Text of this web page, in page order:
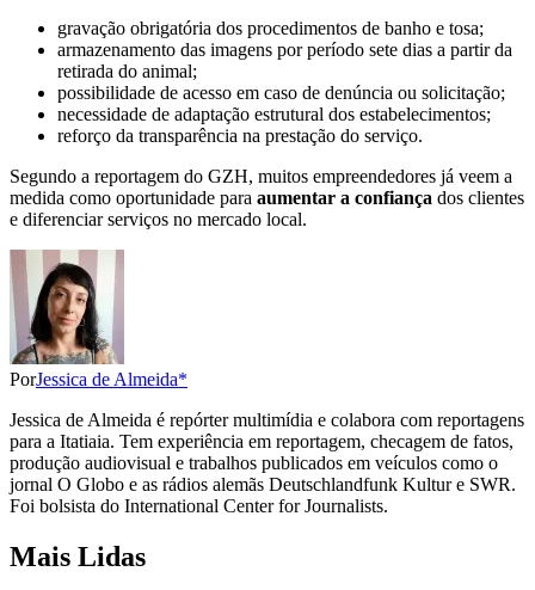
gravação obrigatória dos procedimentos de banho e tosa;
armazenamento das imagens por período sete dias a partir da
retirada do animal;
possibilidade de acesso em caso de denúncia ou solicitação;
necessidade de adaptação estrutural dos estabelecimentos;
reforço da transparência na prestação do serviço.
Segundo a reportagem do GZH, muitos empreendedores já veem a
medida como oportunidade para aumentar a confiança dos clientes
e diferenciar serviços no mercado local.
PorJessica de Almeida*
Jessica de Almeida é repórter multimídia e colabora com reportagens
para a Itatiaia. Tem experiência em reportagem, checagem de fatos,
produção audiovisual e trabalhos publicados em veículos como o
jornal O Globo e as rádios alemãs Deutschlandfunk Kultur e SWR.
Foi bolsista do International Center for Journalists.
Mais Lidas